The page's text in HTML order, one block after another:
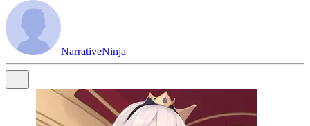
NarrativeNinja